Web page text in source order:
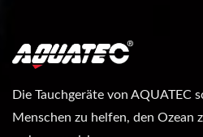
Die Tauchgeräte von AQUATEC
Menschen zu helfen, den Ozean